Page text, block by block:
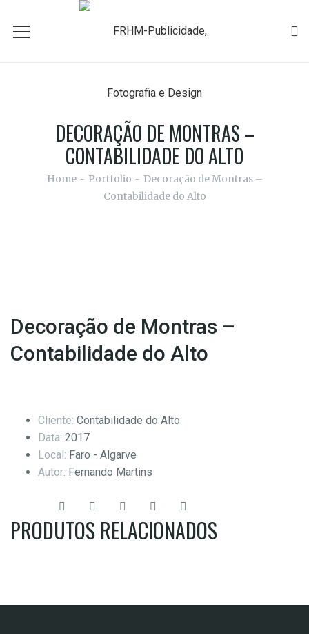
DECORAÇÃO DE MONTRAS –
CONTABILIDADE DO ALTO
Home Portfolio
Decoração de Montras –
Contabilidade do Alto
Decoração de Montras –
Contabilidade do Alto
Cliente: Contabilidade do Alto
Data: 2017
Local: Faro - Algarve
Autor: Fernando Martins
PRODUTOS RELACIONADOS